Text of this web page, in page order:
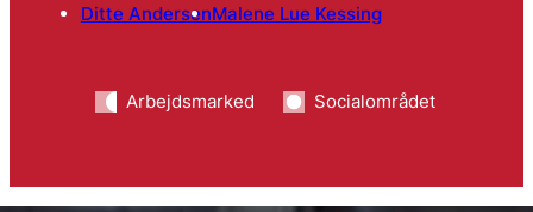
Ditte AndersenMalene Lue Kessing
Arbejdsmarked Socialområdet